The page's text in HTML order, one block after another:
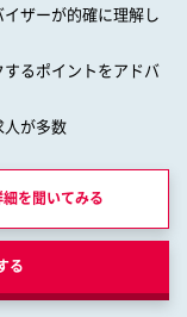
ザーが的確に理解し
るポイントをアドバ
人が多数
を聞いてみる
る